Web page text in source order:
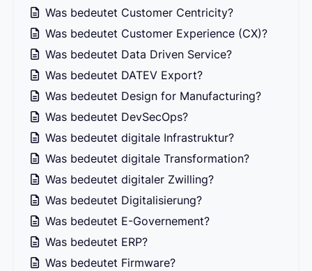
Was bedeutet Customer Centricity?
Was bedeutet Customer Experience (CX)?
Was bedeutet Data Driven Service?
Was bedeutet DATEV Export?
Was bedeutet Design for Manufacturing?
Was bedeutet DevSecOps?
Was bedeutet digitale Infrastruktur?
Was bedeutet digitale Transformation?
Was bedeutet digitaler Zwilling?
Was bedeutet Digitalisierung?
Was bedeutet E-Governement?
Was bedeutet ERP?
Was bedeutet Firmware?